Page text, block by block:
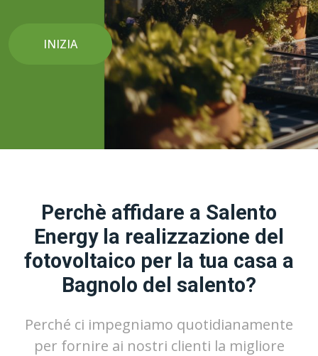
INIZIA
Perchè affidare a Salento
Energy la realizzazione del
fotovoltaico per la tua casa a
Bagnolo del salento?
Perché ci impegniamo quotidianamente
per fornire ai nostri clienti la migliore